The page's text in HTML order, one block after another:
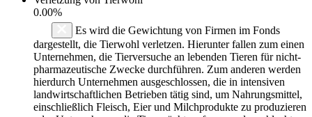
0.00%
Es wird die Gewichtung von Firmen im Fonds
dargestellt, die Tierwohl verletzen. Hierunter fallen zum einen
Unternehmen, die Tierversuche an lebenden Tieren für nicht-
pharmazeutische Zwecke durchführen. Zum anderen werden
hierdurch Unternehmen ausgeschlossen, die in intensiven
landwirtschaftlichen Betrieben tätig sind, um Nahrungsmittel,
einschließlich Fleisch, Eier und Milchprodukte zu produzieren